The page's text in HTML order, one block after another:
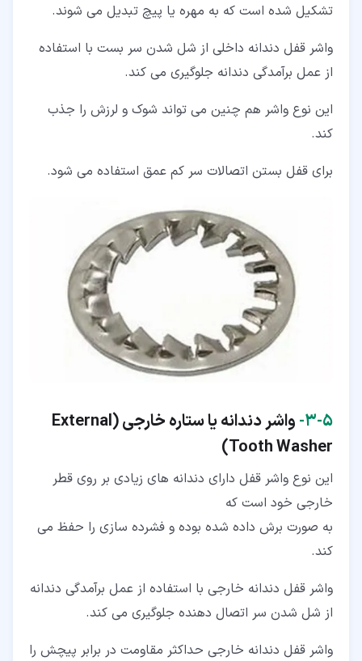
تشکیل شده است که به مهره یا پیچ تبدیل می شوند.
واشر قفل دندانه داخلی از شل شدن سر بست با استفاده
از عمل برآمدگی دندانه جلوگیری می کند.
این نوع واشر هم چنین می تواند شوک و لرزش را جذب
کند.
برای قفل بستن اتصالات سر کم عمق استفاده می شود.
۵‏-‏۳‏-
واشر دندانه یا ستاره خارجی (External
Tooth Washer)
این نوع واشر قفل دارای دندانه های زیادی بر روی قطر
خارجی خود است که
به صورت برش داده شده بوده و فشرده سازی را حفظ می
کند.
واشر قفل دندانه خارجی با استفاده از عمل برآمدگی دندانه
از شل شدن سر اتصال دهنده جلوگیری می کند.
واشر قفل دندانه خارجی حداکثر مقاومت در برابر پیچش را